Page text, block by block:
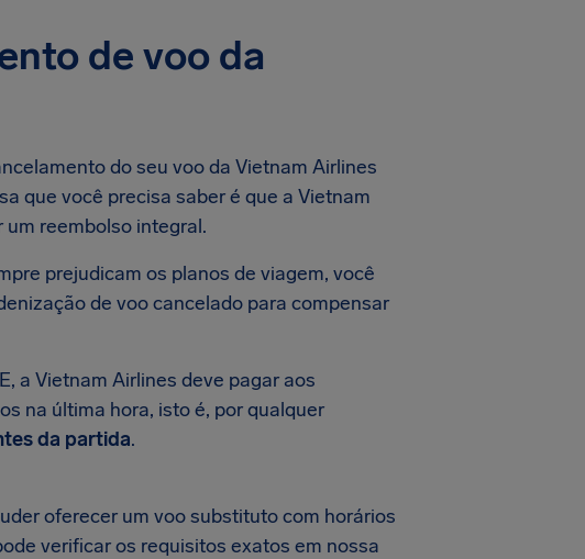
de voo da
do seu voo da Vietnam Airlines
que você precisa saber é que a Vietnam
reembolso integral.
prejudicam os planos de viagem, você
de voo cancelado para compensar
a Vietnam Airlines deve pagar aos
na última hora, isto é, por qualquer
da partida.
oferecer um voo substituto com horários
verificar os requisitos exatos em nossa